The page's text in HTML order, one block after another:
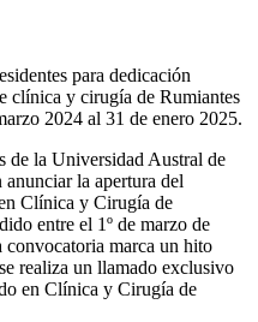
para dedicación
clínica y cirugía de Rumiantes
2024 al 31 de enero 2025.
de la Universidad Austral de
la apertura del
Clínica y Cirugía de
entre el 1º de marzo de
convocatoria marca un hito
realiza un llamado exclusivo
en Clínica y Cirugía de